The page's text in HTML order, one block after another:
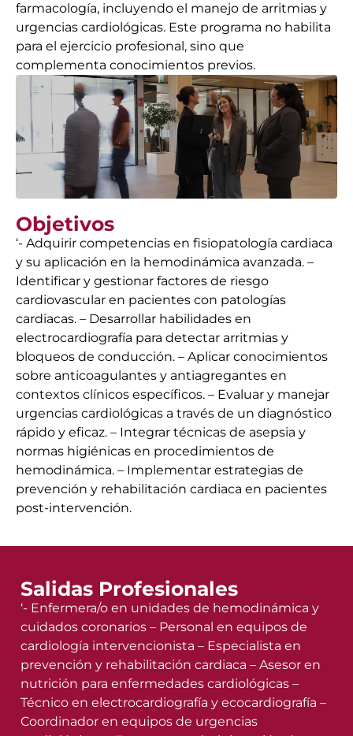
farmacología, incluyendo el manejo de arritmias y
urgencias cardiológicas. Este programa no habilita
para el ejercicio profesional, sino que
complementa conocimientos previos.
Objetivos
‘- Adquirir competencias en fisiopatología cardiaca
y su aplicación en la hemodinámica avanzada. –
Identificar y gestionar factores de riesgo
cardiovascular en pacientes con patologías
cardiacas. – Desarrollar habilidades en
electrocardiografía para detectar arritmias y
bloqueos de conducción. – Aplicar conocimientos
sobre anticoagulantes y antiagregantes en
contextos clínicos específicos. – Evaluar y manejar
urgencias cardiológicas a través de un diagnóstico
rápido y eficaz. – Integrar técnicas de asepsia y
normas higiénicas en procedimientos de
hemodinámica. – Implementar estrategias de
prevención y rehabilitación cardiaca en pacientes
post-intervención.
Salidas Profesionales
‘- Enfermera/o en unidades de hemodinámica y
cuidados coronarios – Personal en equipos de
cardiología intervencionista – Especialista en
prevención y rehabilitación cardiaca – Asesor en
nutrición para enfermedades cardiológicas –
Técnico en electrocardiografía y ecocardiografía –
Coordinador en equipos de urgencias